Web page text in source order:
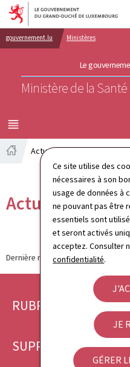
Ce site utilise des
nécessaires à son
usage de données à
ne pouvant pas être
essentiels sont
et seront activés
acceptez. Consulter
confidentialité.
JE
GÉRER
Aller au
Aller au
gouvernement.lu Ministères
Le
Ministère de la
MENU
PRINCIPAL
Actualités
Actualités
Dernière modification le12.09.2024
Pied
page
RUBRIQUES
SUPPORT